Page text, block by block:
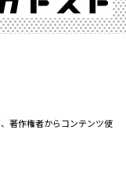
著作権者からコンテンツ使